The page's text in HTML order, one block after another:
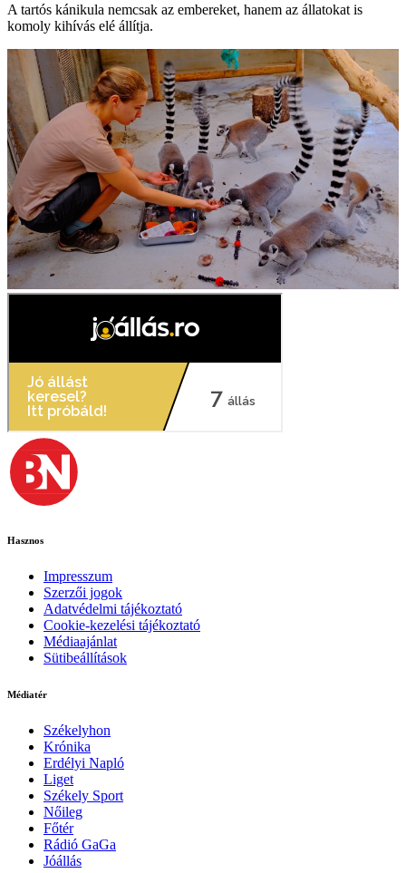
A tartós kánikula nemcsak az embereket, hanem az állatokat is
komoly kihívás elé állítja.
Hasznos
Impresszum
Szerzői jogok
Adatvédelmi tájékoztató
Cookie-kezelési tájékoztató
Médiaajánlat
Sütibeállítások
Médiatér
Székelyhon
Krónika
Erdélyi Napló
Liget
Székely Sport
Nőileg
Főtér
Rádió GaGa
Jóállás